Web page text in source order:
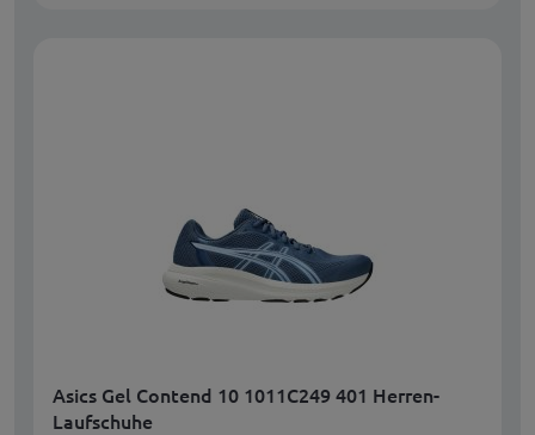
Asics Gel Contend 10 1011C249 401 Herren-
Laufschuhe